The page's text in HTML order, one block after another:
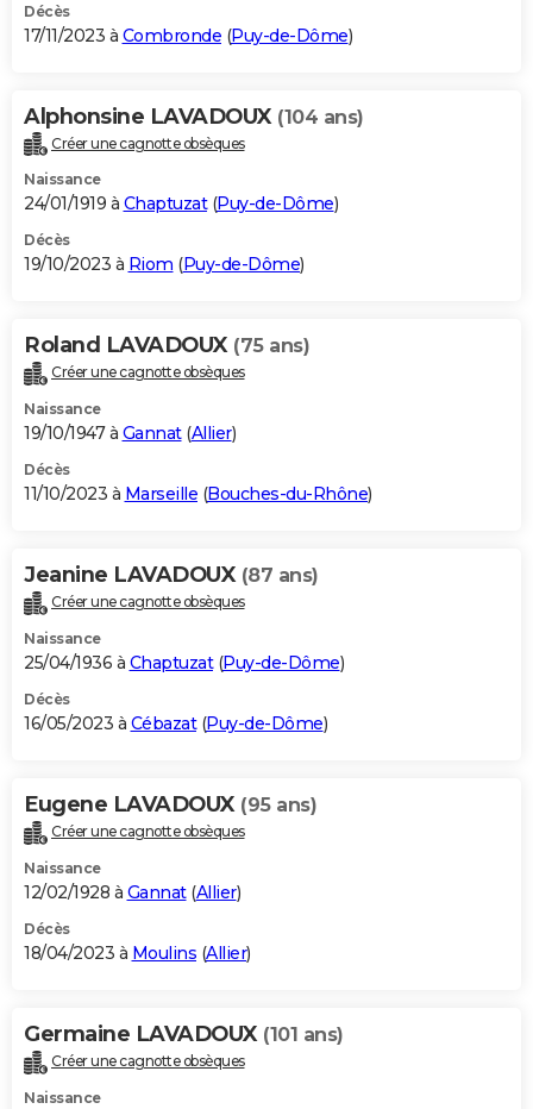
Décès
17/11/2023 à Combronde (Puy-de-Dôme)
Alphonsine LAVADOUX (104 ans)
Créer une cagnotte obsèques
Naissance
24/01/1919 à Chaptuzat(Puy-de-Dôme)
Décès
19/10/2023 à Riom (Puy-de-Dôme)
Roland LAVADOUX (75 ans)
Créer une cagnotte obsèques
Naissance
19/10/1947 à Gannat(Allier)
Décès
11/10/2023 à Marseille (Bouches-du-Rhône)
Jeanine LAVADOUX (87 ans)
Créer une cagnotte obsèques
Naissance
25/04/1936 à Chaptuzat(Puy-de-Dôme)
Décès
16/05/2023 à Cébazat(Puy-de-Dôme)
Eugene LAVADOUX (95 ans)
Créer une cagnotte obsèques
Naissance
12/02/1928 à Gannat(Allier)
Décès
18/04/2023 à Moulins (Allier)
Germaine LAVADOUX (101 ans)
Créer une cagnotte obsèques
Naissance